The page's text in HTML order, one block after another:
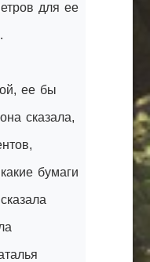
для ее
ее бы
сказала,
бумаги